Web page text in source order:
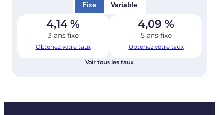
Fixe Variable
4,14 %
3 ans fixe
Obtenez votre taux
4,09 %
5 ans fixe
Obtenez votre taux
Voir tous les taux